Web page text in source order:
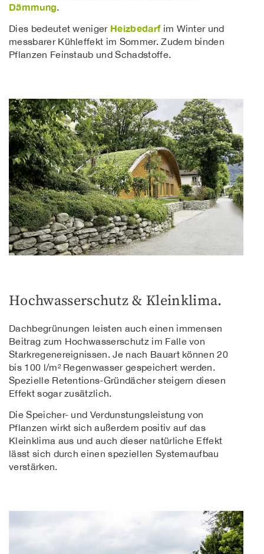
Dämmung
Dies bedeutet weniger Heizbedarfim Winter und
messbarer Kühleffekt im Sommer. Zudem binden
Pflanzen Feinstaub und Schadstoffe.
Hochwasserschutz & Kleinklima.
Dachbegrünungen leisten auch einen immensen
Beitrag zum Hochwasserschutz im Falle von
Starkregenereignissen. Je nach Bauart können 20
bis 100 l/m² Regenwasser gespeichert werden.
Spezielle Retentions-Gründächer steigern diesen
Effekt sogar zusätzlich.
Die Speicher- und Verdunstungsleistung von
Pflanzen wirkt sich außerdem positiv auf das
Kleinklima aus und auch dieser natürliche Effekt
lässt sich durch einen speziellen Systemaufbau
verstärken.